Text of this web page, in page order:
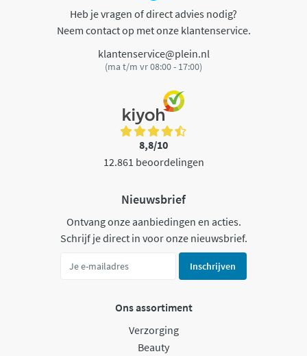
Heb je vragen of direct advies nodig?
Neem contact op met onze klantenservice.
klantenservice@plein.nl
(ma t/m vr 08:00 - 17:00)
8,8/10
12.861 beoordelingen
Nieuwsbrief
Ontvang onze aanbiedingen en acties.
Schrijf je direct in voor onze nieuwsbrief.
Inschrijven
Ons assortiment
Verzorging
Beauty